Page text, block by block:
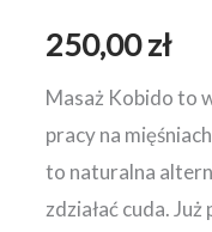
250,00zł
Masaż Kobido to
pracy na
to naturalna
zdziałać cuda.